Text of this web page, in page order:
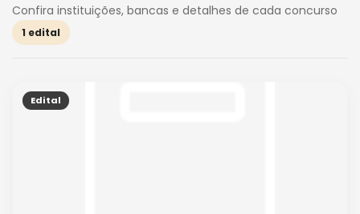
Confira instituições, bancas e detalhes de cada concurso
1 edital
Edital